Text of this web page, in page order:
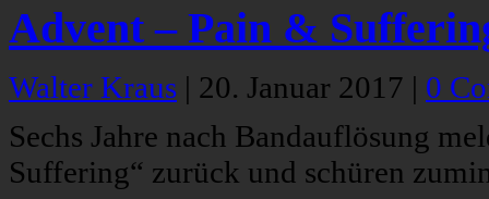
Advent – Pain &
Walter Kraus | 20. Januar 2017 | 0
Sechs Jahre nach Bandauflösung
Suffering“ zurück und schüren